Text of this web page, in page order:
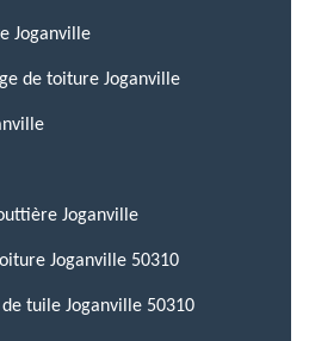
Joganville
de toiture Joganville
Joganville
Joganville 50310
tuile Joganville 50310